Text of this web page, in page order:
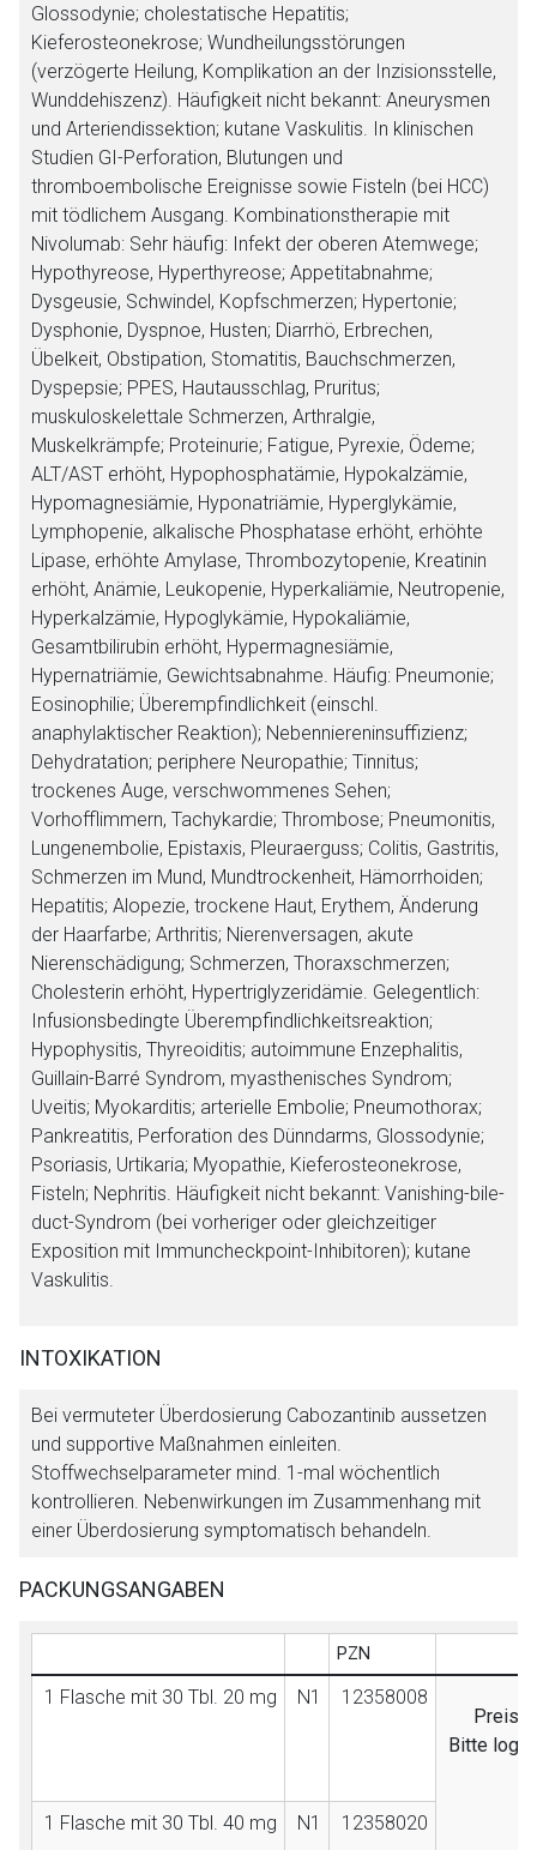
Glossodynie; cholestatische Hepatitis;
Kieferosteonekrose; Wundheilungsstörungen
(verzögerte Heilung, Komplikation an der Inzisionsstelle,
Wunddehiszenz). Häufigkeit nicht bekannt: Aneurysmen
und Arteriendissektion; kutane Vaskulitis. In klinischen
Studien GI-Perforation, Blutungen und
thromboembolische Ereignisse sowie Fisteln (bei HCC)
mit tödlichem Ausgang. Kombinationstherapie mit
Nivolumab: Sehr häufig: Infekt der oberen Atemwege;
Hypothyreose, Hyperthyreose; Appetitabnahme;
Dysgeusie, Schwindel, Kopfschmerzen; Hypertonie;
Dysphonie, Dyspnoe, Husten; Diarrhö, Erbrechen,
Übelkeit, Obstipation, Stomatitis, Bauchschmerzen,
Dyspepsie; PPES, Hautausschlag, Pruritus;
muskuloskelettale Schmerzen, Arthralgie,
Muskelkrämpfe; Proteinurie; Fatigue, Pyrexie, Ödeme;
ALT/AST erhöht, Hypophosphatämie, Hypokalzämie,
Hypomagnesiämie, Hyponatriämie, Hyperglykämie,
Lymphopenie, alkalische Phosphatase erhöht, erhöhte
Lipase, erhöhte Amylase, Thrombozytopenie, Kreatinin
erhöht, Anämie, Leukopenie, Hyperkaliämie, Neutropenie,
Hyperkalzämie, Hypoglykämie, Hypokaliämie,
Gesamtbilirubin erhöht, Hypermagnesiämie,
Hypernatriämie, Gewichtsabnahme. Häufig: Pneumonie;
Eosinophilie; Überempfindlichkeit (einschl.
anaphylaktischer Reaktion); Nebenniereninsuffizienz;
Dehydratation; periphere Neuropathie; Tinnitus;
trockenes Auge, verschwommenes Sehen;
Vorhofflimmern, Tachykardie; Thrombose; Pneumonitis,
Lungenembolie, Epistaxis, Pleuraerguss; Colitis, Gastritis,
Schmerzen im Mund, Mundtrockenheit, Hämorrhoiden;
Hepatitis; Alopezie, trockene Haut, Erythem, Änderung
der Haarfarbe; Arthritis; Nierenversagen, akute
Nierenschädigung; Schmerzen, Thoraxschmerzen;
Cholesterin erhöht, Hypertriglyzeridämie. Gelegentlich:
Infusionsbedingte Überempfindlichkeitsreaktion;
Hypophysitis, Thyreoiditis; autoimmune Enzephalitis,
Guillain-Barré Syndrom, myasthenisches Syndrom;
Uveitis; Myokarditis; arterielle Embolie; Pneumothorax;
Pankreatitis, Perforation des Dünndarms, Glossodynie;
Psoriasis, Urtikaria; Myopathie, Kieferosteonekrose,
Fisteln; Nephritis. Häufigkeit nicht bekannt: Vanishing-bile-
duct-Syndrom (bei vorheriger oder gleichzeitiger
Exposition mit Immuncheckpoint-Inhibitoren); kutane
Vaskulitis.
INTOXIKATION
Bei vermuteter Überdosierung Cabozantinib aussetzen
und supportive Maßnahmen einleiten.
Stoffwechselparameter mind. 1-mal wöchentlich
kontrollieren. Nebenwirkungen im Zusammenhang mit
einer Überdosierung symptomatisch behandeln.
PACKUNGSANGABEN
PZN
1 Flasche mit 30 Tbl. 20 mg N1
12358008
Bitte
1 Flasche mit 30 Tbl. 40 mg N1 12358020